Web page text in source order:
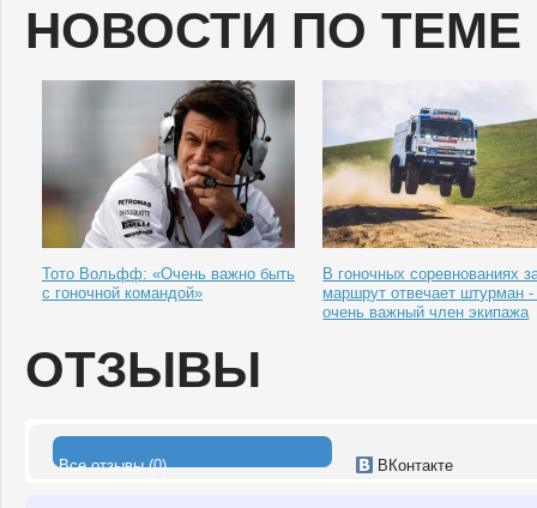
НОВОСТИ ПО ТЕМЕ
Тото Вольфф: «Очень важно быть
с гоночной командой»
В гоночных соревнованиях
маршрут отвечает штурман -
очень важный член экипажа
ОТЗЫВЫ
Все отзывы (0) ВКонтакте